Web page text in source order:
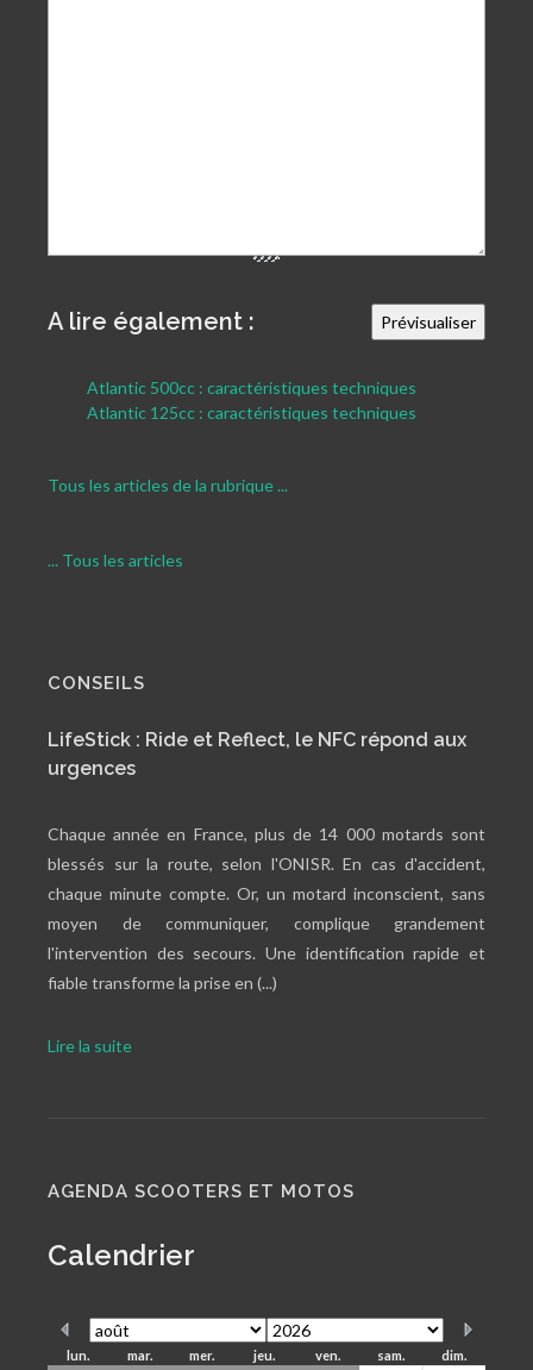
A lire également :
Atlantic 500cc : caractéristiques techniques
Atlantic 125cc : caractéristiques techniques
Tous les articles de la rubrique ...
... Tous les articles
CONSEILS
LifeStick : Ride et Reflect, le NFC répond aux
urgences
Chaque année en France, plus de 14 000 motards sont
blessés sur la route, selon l'ONISR. En cas d'accident,
chaque minute compte. Or, un motard inconscient, sans
moyen de communiquer, complique grandement
l'intervention des secours. Une identification rapide et
fiable transforme la prise en (...)
Lire la suite
AGENDA SCOOTERS ET MOTOS
Calendrier
lun. mar. mer. jeu. ven. sam.
dim.